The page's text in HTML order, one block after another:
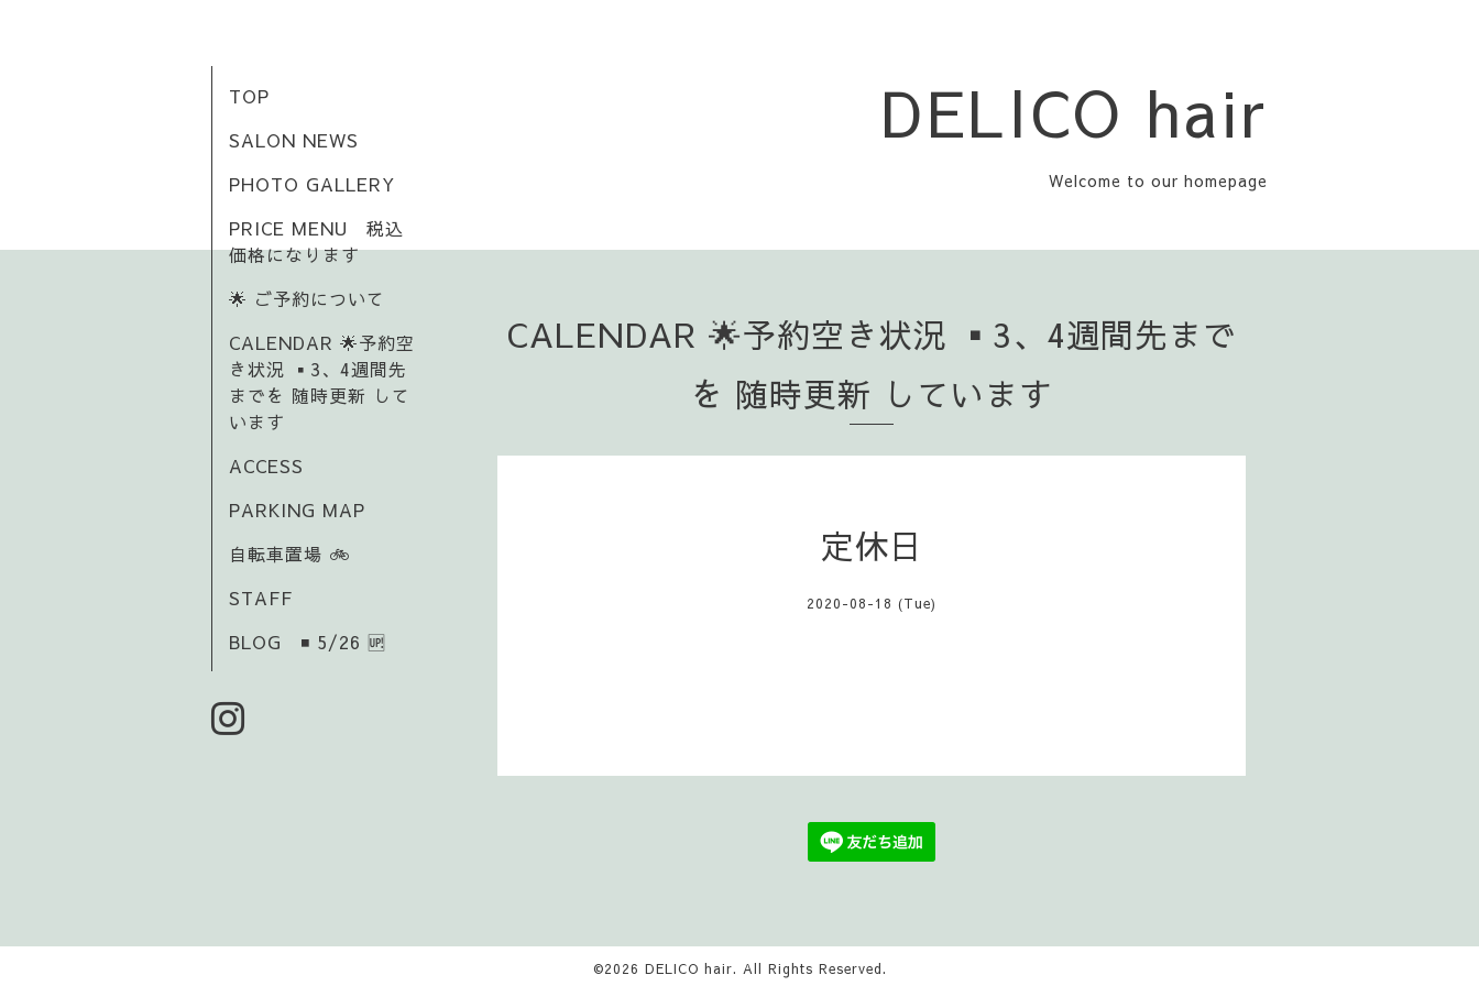
DELICO hair
Welcome to our homepage
TOP
SALON NEWS
PHOTO GALLERY
PRICE MENU 税込
価格になります
🌟 ご予約について
CALENDAR 🌟予約空
き状況 ▪️3、4週間先
までを 随時更新 して
います
ACCESS
PARKING MAP
自転車置場 🚲️
STAFF
BLOG ◾ 5/26 🆙
CALENDAR 🌟予約空き状況 ▪️3、4週間先まで
を 随時更新 しています
定休日
2020-08-18 (Tue)
©2026 DELICO hair. All Rights Reserved.